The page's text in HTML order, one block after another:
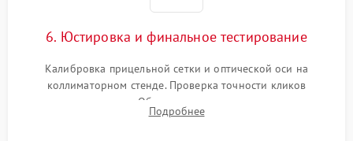
6. Юстировка и финальное тестирование
Калибровка прицельной сетки и оптической оси на
коллиматорном стенде. Проверка точности кликов
механизма поправок. Обязательное испытание прицела на
ударном стенде для проверки устойчивости к отдаче и
Подробнее